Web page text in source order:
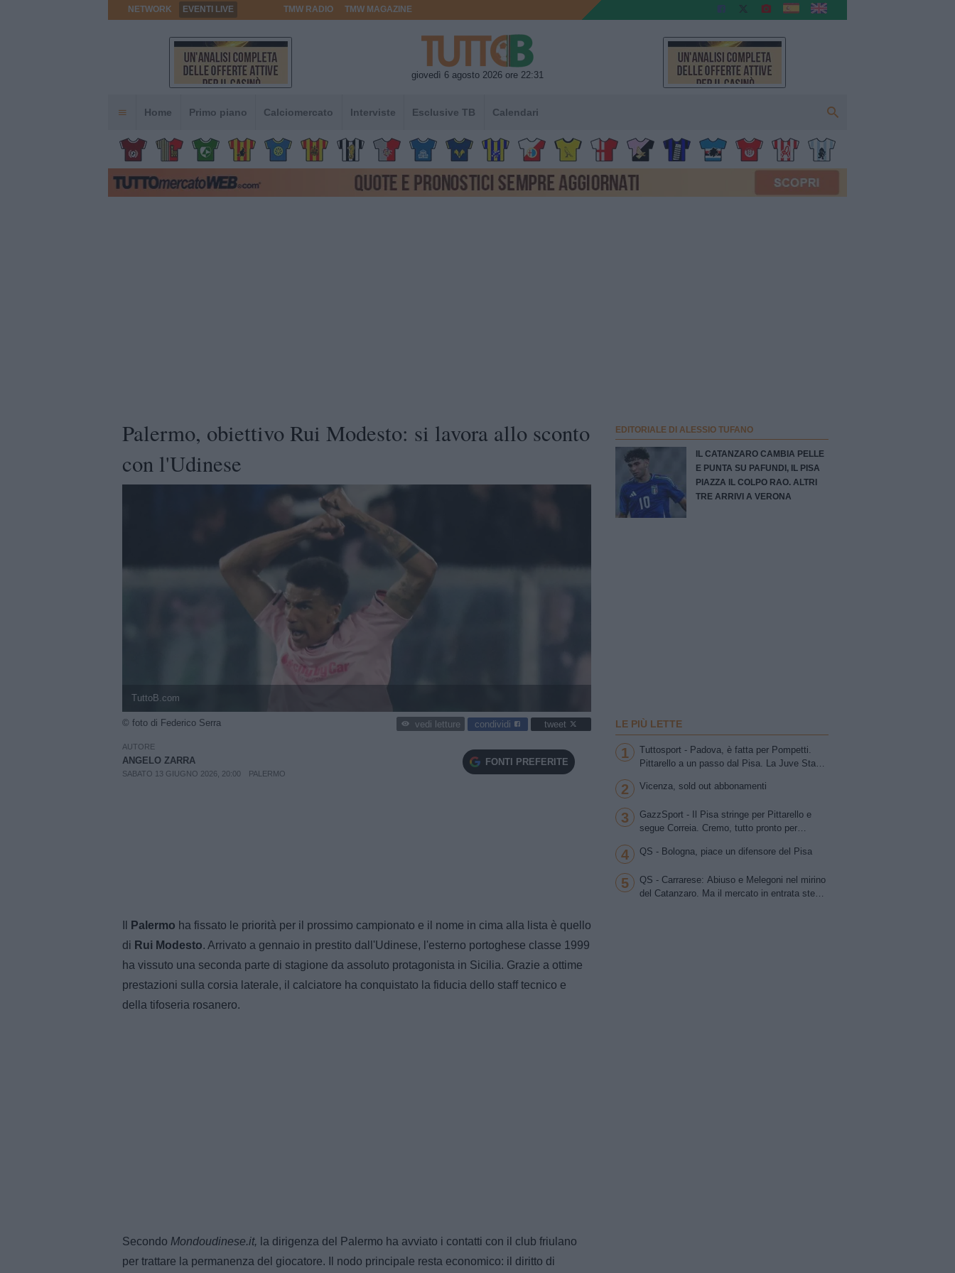
NETWORK EVENTI LIVE TMW RADIO TMW MAGAZINE
giovedì 6 agosto 2026 ore 22:31
Home Primo piano Calciomercato Interviste Esclusive TB Calendari
Palermo, obiettivo Rui Modesto: si lavora allo sconto
con l'Udinese
TuttoB.com
© foto di Federico Serra vedi letture condividi tweet
AUTORE
ANGELO ZARRA
SABATO 13 GIUGNO 2026, 20:00 PALERMO
FONTI PREFERITE
Palermo ha fissato le priorità per il prossimo campionato e il nome in cima alla lista è quello
di Rui Modesto. Arrivato a gennaio in prestito dall'Udinese, l'esterno portoghese classe 1999
ha vissuto una seconda parte di stagione da assoluto protagonista in Sicilia. Grazie a ottime
prestazioni sulla corsia laterale, il calciatore ha conquistato la fiducia dello staff tecnico e
della tifoseria rosanero.
Secondo Mondoudinese.it, la dirigenza del Palermo ha avviato i contatti con il club friulano
per trattare la permanenza del giocatore. Il nodo principale resta economico: il diritto di
EDITORIALE DI ALESSIO TUFANO
IL CATANZARO CAMBIA PELLE
E PUNTA SU PAFUNDI, IL PISA
PIAZZA IL COLPO RAO. ALTRI
TRE ARRIVI A VERONA
LE PIÙ LETTE
1
Tuttosport - Padova, è fatta per Pompetti.
Pittarello a un passo dal Pisa. La Juve Stabia
per la trequarti uno tra Chipperfield e Girma.
idea Antonini
2 Vicenza, sold out abbonamenti
3
GazzSport - Il Pisa stringe per Pittarello e
segue Correia. Cremo, tutto pronto per
portiere Vindahl
4 QS - Bologna, piace un difensore del Pisa
5
QS - Carrarese: Abiuso e Melegoni nel mirino
del Catanzaro. Ma il mercato in entrata stenta